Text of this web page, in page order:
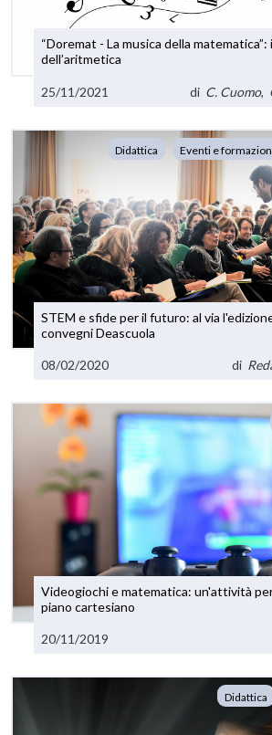
“Doremat - La musica della matematica”:
dell’aritmetica
25/11/2021 di C. Cuomo,
Didattica Eventi e
STEM e sfide per il futuro: al via
convegni Deascuola
08/02/2020 di
Videogiochi e matematica: un'attività
piano cartesiano
20/11/2019
Didattica